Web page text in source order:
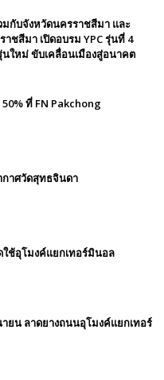
กับจังหวัดนครราชสีมา และ
ชสีมา เปิดอบรม YPC รุ่นที่ 4
นใหม่ ขับเคลื่อนเมืองสู่อนาคต
ที่ FN Pakchong
าศวัดสุทธจินดา
ใช้อุโมงค์แยกเทอร์มินอล
ายน ลาดยางถนนอุโมงค์แยกเทอร์